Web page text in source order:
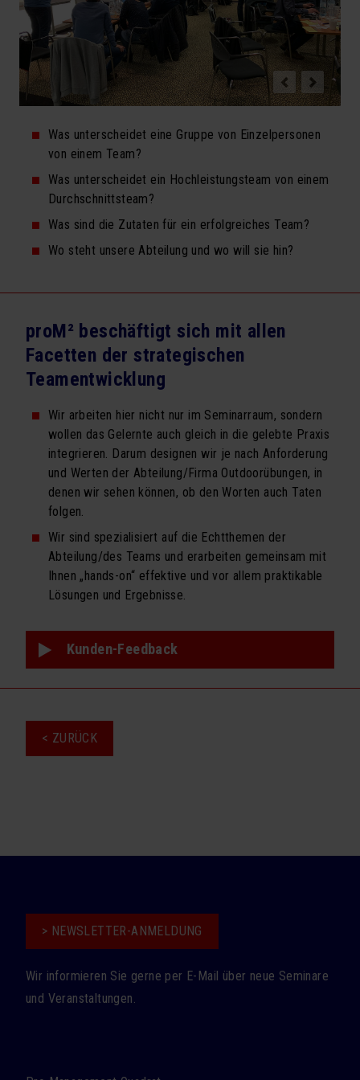
Moderationen
Strategische Teamentwicklung
Einzel- und Gruppencoaching
SEMINARE
Seminarprogramm
Newsletter Seminarprogramm
Exklusivtermine für Firmen
BÜCHER
Vorsicht Vertrauen
ÜBER UNS
Team
Kooperationen
Referenzen
proM² in der Presse
Downloads
Was unterscheidet eine Gruppe von Einzelpersonen
von einem Team?
Was unterscheidet ein Hochleistungsteam von einem
Durchschnittsteam?
Was sind die Zutaten für ein erfolgreiches Team?
Wo steht unsere Abteilung und wo will sie hin?
proM² beschäftigt sich mit allen
Facetten der strategischen
Teamentwicklung
Wir arbeiten hier nicht nur im Seminarraum, sondern
wollen das Gelernte auch gleich in die gelebte Praxis
integrieren. Darum designen wir je nach Anforderung
und Werten der Abteilung/Firma Outdoorübungen, in
denen wir sehen können, ob den Worten auch Taten
folgen.
Wir sind spezialisiert auf die Echtthemen der
Abteilung/des Teams und erarbeiten gemeinsam mit
Ihnen „hands-on“ effektive und vor allem praktikable
Lösungen und Ergebnisse.
Kunden-Feedback
< ZURÜCK
> NEWSLETTER-ANMELDUNG
Wir informieren Sie gerne per E-Mail über neue Seminare
und Veranstaltungen.